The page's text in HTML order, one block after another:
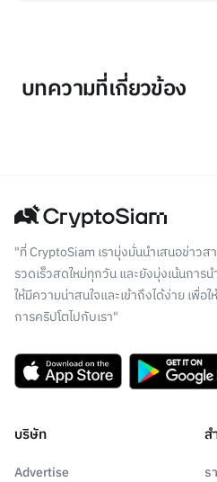
บทความที่เกี่ยวข้อง
"ที่ CryptoSiam เรามุ่งมั่นนำเสนอข่าวส
รวดเร็วสดใหม่ทุกวัน และยังมุ่งเน้นการ
ให้มีความน่าสนใจและเข้าถึงได้ง่าย เพื่
การคริปโตไปกับเรา"
บริษัท
Advertise
ส
ร